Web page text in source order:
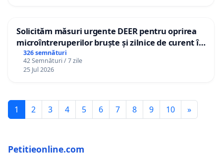
Solicităm măsuri urgente DEER pentru oprirea
microîntreruperilor bruște și zilnice de curent în
Sâncraiu de Mureș și Nazna
326 semnături
42 Semnături / 7 zile
25 Jul 2026
1 2 3 4 5 6 7 8 9 10 »
Petitieonline.com